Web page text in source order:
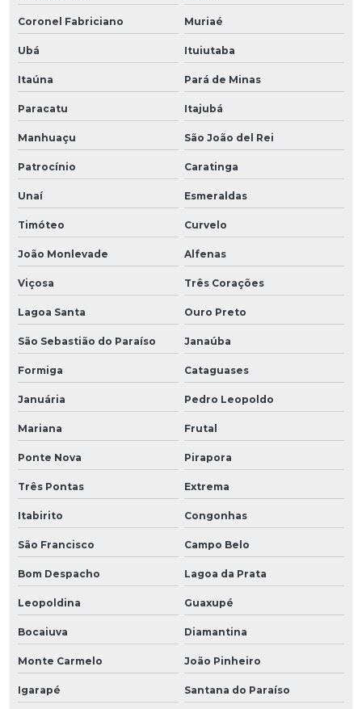
Coronel Fabriciano Muriaé
Ubá Ituiutaba
Itaúna Pará de Minas
Paracatu Itajubá
Manhuaçu São João del Rei
Patrocínio Caratinga
Unaí Esmeraldas
Timóteo Curvelo
João Monlevade Alfenas
Viçosa Três Corações
Lagoa Santa Ouro Preto
São Sebastião do Paraíso Janaúba
Formiga Cataguases
Januária Pedro Leopoldo
Mariana Frutal
Ponte Nova Pirapora
Três Pontas Extrema
Itabirito Congonhas
São Francisco Campo Belo
Bom Despacho Lagoa da Prata
Leopoldina Guaxupé
Bocaiuva Diamantina
Monte Carmelo João Pinheiro
Igarapé Santana do Paraíso